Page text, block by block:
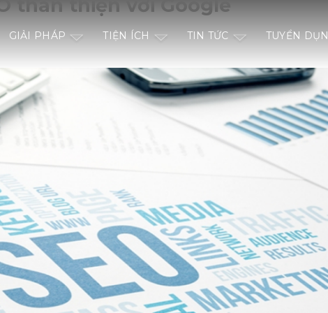
GIẢI PHÁP TIỆN ÍCH TIN TỨC TUYỂN
thân thiện với Google